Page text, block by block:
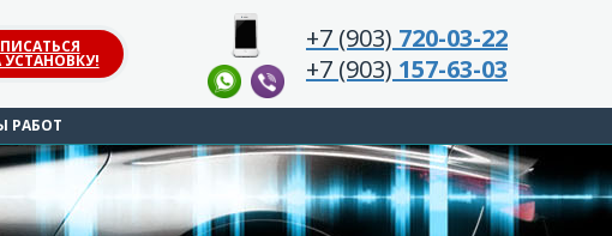
УСТАНОВКУ!
+7 (903) 720-03-22
+7 (903) 157-63-03
РАБОТ